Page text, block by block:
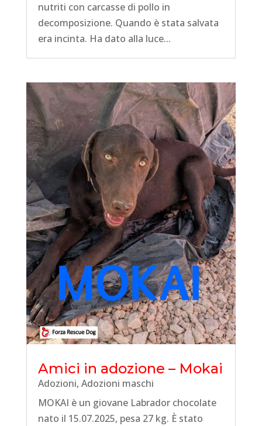
nutriti con carcasse di pollo in
decomposizione. Quando è stata salvata
era incinta. Ha dato alla luce...
Amici in adozione – Mokai
Adozioni, Adozioni maschi
MOKAI è un giovane Labrador chocolate
nato il 15.07.2025, pesa 27 kg. È stato